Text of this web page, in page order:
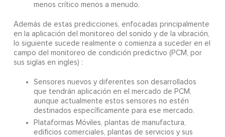
menos crítico menos a menudo.
Además de estas predicciones, enfocadas principalmente
en la aplicación del monitoreo del sonido y de la vibración,
lo siguiente sucede realmente o comienza a suceder en el
campo del monitoreo de condición predictivo (PCM, por
sus siglas en ingles) :
Sensores nuevos y diferentes son desarrollados
que tendrán aplicación en el mercado de PCM,
aunque actualmente estos sensores no estén
destinados específicamente para ese mercado.
Plataformas Móviles, plantas de manufactura,
edificios comerciales, plantas de servicios y sus